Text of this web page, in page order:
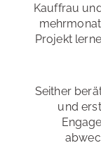
Kauffrau
Projekt
Seither
und